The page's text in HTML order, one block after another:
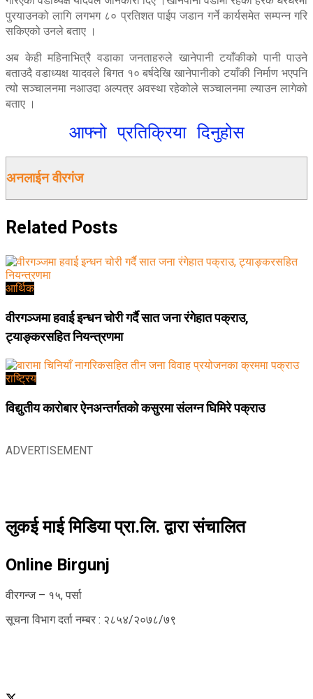
पुरयाउनको लागि लगभग ८० प्रतिशत पाईप जडान गर्ने कार्यसमेत सम्पन्न गरि
सकिएको उनले बताए ।
अब केही महिनाभित्रै वडाका जनताहरुले खानेपानी टयाँकीको पानी पाउने
बताउदै वडाध्यक्ष यादवले बिगत १० बर्षदेखि खानेपानीको टयाँकी निर्माण भएपनि
त्यो सञ्चालनमा नआउदा अल्पत्र अवस्था रहेकोले सञ्चालनमा ल्याउन लागेको
बताए ।
आफ्नो प्रतिक्रिया दिनुहोस
अनलाईन वीरगंज
Related Posts
आर्थिक
वीरगञ्जमा हवाई इन्धन चोरी गर्दै सात जना रंगेहात पक्राउ,
ट्याङ्करसहित नियन्त्रणमा
राष्ट्रिय
विद्युतीय कारोबार ऐनअन्तर्गतको कसुरमा संलग्न घिमिरे पक्राउ
ADVERTISEMENT
लुकई माई मिडिया प्रा.लि. द्वारा संचालित
Online Birgunj
वीरगन्ज – १५, पर्सा
सूचना विभाग दर्ता नम्बर : २८५४/२०७८/७९